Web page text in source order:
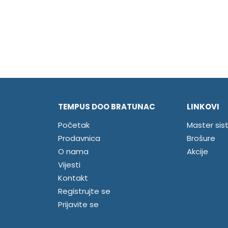
TEMPUS DOO BRATUNAC
Početak
Prodavnica
O nama
Vijesti
Kontakt
Registrujte se
Prijavite se
LINKOVI
Master
Brošure
Akcije